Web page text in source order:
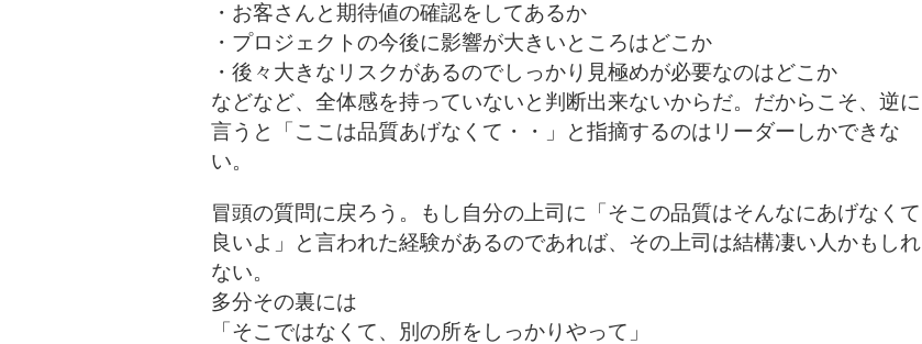
・お客さんと期待値の確認をしてあるか
・プロジェクトの今後に影響が大きいところはどこか
・後々大きなリスクがあるのでしっかり見極めが必要なのはどこか
などなど、全体感を持っていないと判断出来ないからだ。だからこそ、逆に
言うと「ここは品質あげなくて・・」と指摘するのはリーダーしかできな
い。
冒頭の質問に戻ろう。もし自分の上司に「そこの品質はそんなにあげなくて
良いよ」と言われた経験があるのであれば、その上司は結構凄い人かもしれ
ない。
多分その裏には
「そこではなくて、別の所をしっかりやって」